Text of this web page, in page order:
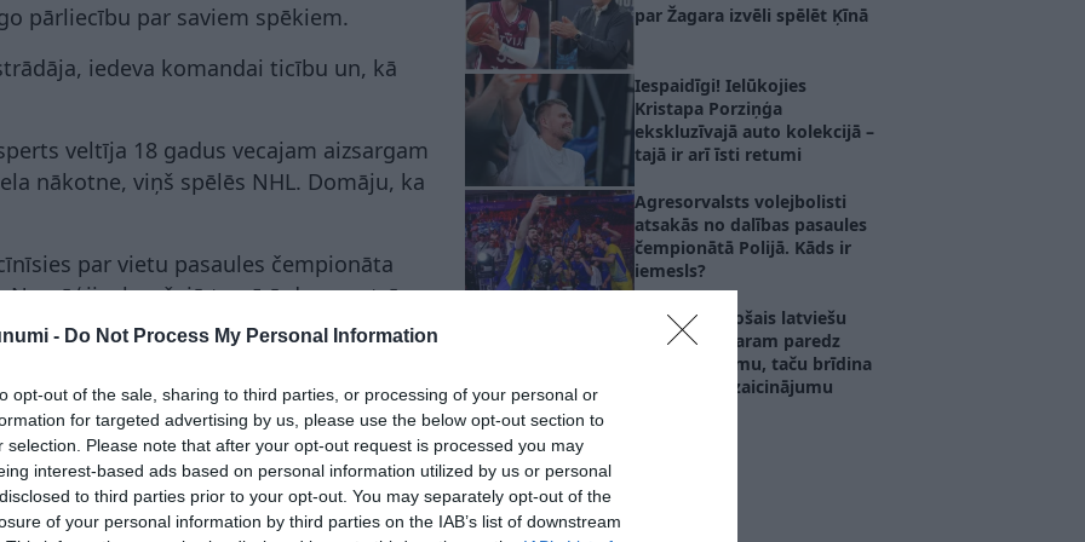
- Do Not Process My Personal Information
opt-out of the sale, sharing to third parties, or processing of your personal or
for targeted advertising by us, please use the below opt-out section to
selection. Please note that after your opt-out request is processed you may
interest-based ads based on personal information utilized by us or personal
to third parties prior to your opt-out. You may separately opt-out of the
of your personal information by third parties on the IAB’s list of downstream
pārliecību par saviem spēkiem.
iedeva komandai ticību un, kā
veltīja 18 gadus vecajam aizsargam
nākotne, viņš spēlēs NHL. Domāju, ka
par vietu pasaules čempionāta
kas šajā turnīrā demonstrē
kā viena no spēcīgākajām
nebūs viegla, pieļaujot, ka uzvarētāja
varētu nepietikt.
par Žagara izvēli spēlēt Ķīnā
Iespaidīgi! Ielūkojies
Kristapa Porziņģa
ekskluzīvajā auto kolekcijā –
tajā ir arī īsti retumi
Agresorvalsts volejbolisti
atsakās no dalības pasaules
čempionātā Polijā. Kāds ir
iemesls?
Ķīnā strādājošais latviešu
treneris Žagaram paredz
nozīmīgu lomu, taču brīdina
par lielāko izaicinājumu